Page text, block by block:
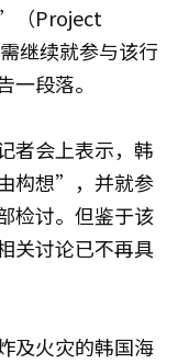
（Project
继续就参与该行
段落。
者会上表示，韩
构想”，并就参
检讨。但鉴于该
关讨论已不再具
及火灾的韩国海